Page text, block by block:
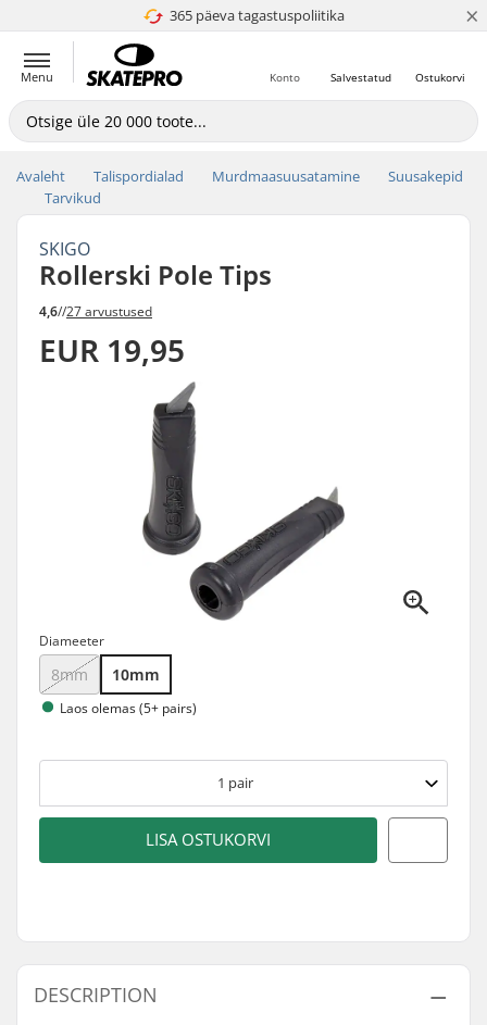
365 päeva tagastuspoliitika
4.8 paljaks 5 ×
Menu Ostukorvi
Salvestatud
Konto
Avaleht Talispordialad Murdmaasuusatamine
Suusakepid
Tarvikud
SKIGO
Rollerski Pole Tips
4,6//27 arvustused
EUR 19,95
Diameeter
8mm 10mm
Laos olemas (5+ pairs)
1 pair
LISA OSTUKORVI
DESCRIPTION